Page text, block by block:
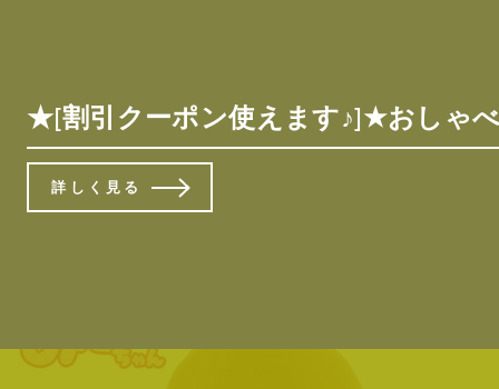
★[割引クーポン使えます♪]★おしゃ
詳しく見る